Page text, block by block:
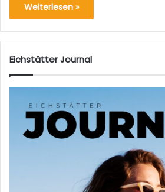
Weiterlesen »
Eichstätter Journal